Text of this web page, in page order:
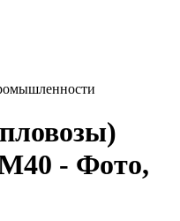
- Фото,